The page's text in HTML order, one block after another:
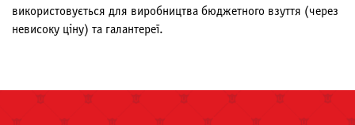
використовується для виробництва бюджетного взуття (через
невисоку ціну) та галантереї.